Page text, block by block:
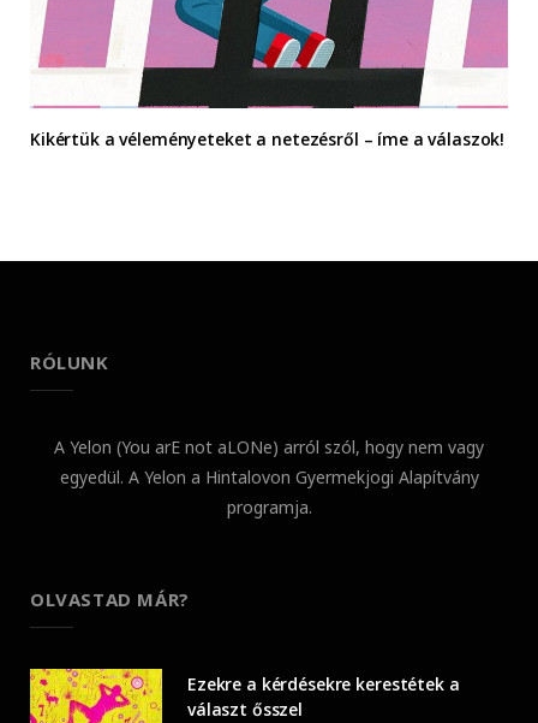
Kikértük a véleményeteket a netezésről – íme a válaszok!
RÓLUNK
A Yelon (You arE not aLONe) arról szól, hogy nem vagy
egyedül. A Yelon a Hintalovon Gyermekjogi Alapítvány
programja.
OLVASTAD MÁR?
Ezekre a kérdésekre kerestétek a
választ ősszel